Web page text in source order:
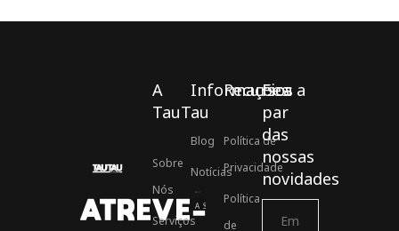
ATREVE-
A
TauTau
Sobre
Nós
Serviços
Informações
Blog
Notícias
Associados ASSOFT
Recursos
Política de
Privacidade
Política
de
Fica a
par
das
nossas
novidades